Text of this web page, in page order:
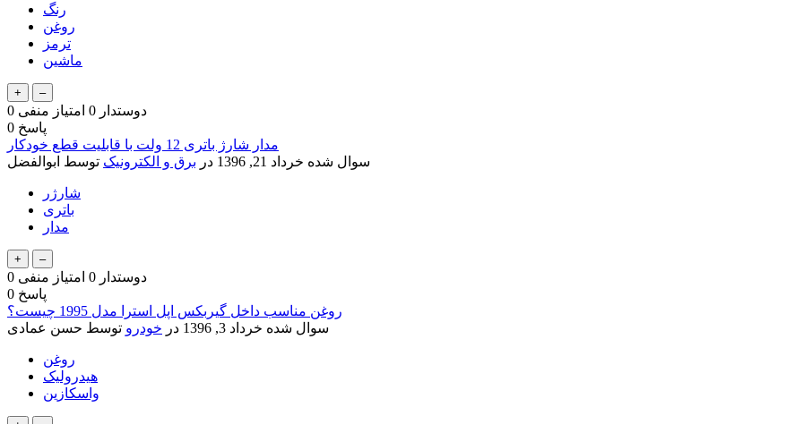
رنگ
روغن
ترمز
ماشین
0 دوستدار 0 امتیاز منفی
0 پاسخ
مدار شارژ باتری 12 ولت با قابلیت قطع خودکار
سوال شده خرداد 21, 1396 در برق و الکترونیک توسط ابوالفضل
شارژر
باتری
مدار
0 دوستدار 0 امتیاز منفی
0 پاسخ
روغن مناسب داخل گیربکس اپل استرا مدل 1995 چیست؟
سوال شده خرداد 3, 1396 در خودرو توسط حسن عمادی
روغن
هیدرولیک
واسکازین